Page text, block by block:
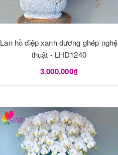
Lan hồ điệp xanh dương ghép nghệ
thuật - LHD1240
3.000.000₫